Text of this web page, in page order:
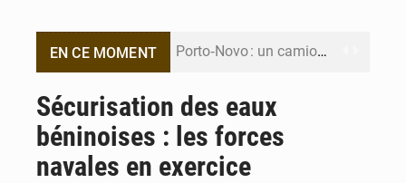
EN CE MOMENT Porto‑Novo : un camion de produits pétroliers embrase Avakpa
Sécurisation des eaux
béninoises : les forces
navales en exercice